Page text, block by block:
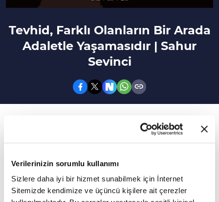
Verilerinizin sorumlu kullanımı
Sizlere daha iyi bir hizmet sunabilmek için İnternet
Sitemizde kendimize ve üçüncü kişilere ait çerezler
Tevhid, Farklı Olanların Bir Arada
Adaletle Yaşamasıdır | Sahur
Sevinci
"La İlahe İllalah" Dediğimizde Neyi İfade
Hasan Basri Karadeniz'in sunumuyla
gerçekleşen Sahur Sevinci programının bu